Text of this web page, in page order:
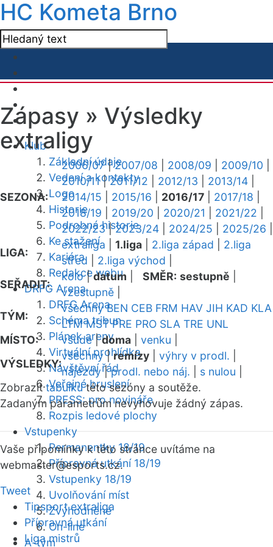
HC Kometa Brno
Klub
Základní údaje
Vedení a kontakty
Logo
Historie
Podrobná historie
Ke stažení
Kariéra
Redakce webu
DRFG Arena
DRFG Arena
Schéma tribun
Plánek areny
Virtuální prohlídka
Návštěvní řád
Veřejné bruslení
PRESS: pro novináře
Rozpis ledové plochy
Vstupenky
Permanentky 18/19
Přípravná utkání 18/19
Vstupenky 18/19
Uvolňování míst
Zvýhodněné
On-line
A-tým
Zápasy » Výsledky
extraligy
SEZONA:
2006/07|2007/08 2008/09 2009/10
2010/11|2011/12 2012/13 2013/14
2014/15
2015/16 2016/17 2017/18
2018/19
2019/20 2020/21 2021/22
2022/23|2023/24 2024/25 2025/26
LIGA:
extraliga 1.liga 2.liga západ
2.liga
střed
2.liga východ
SEŘADIT:
kolo|datum SMĚR: sestupně
vzestupně
TÝM:
všechny BEN CEB FRM HAV JIH KAD KLA
LTM MST PRE PRO SLA TRE UNL
MÍSTO:
všude|doma venku
VÝSLEDKY:
všechny|remízy výhry v prodl.
nájezdy|prodl. nebo náj. s nulou
Zobrazittabulkutéto sezóny a soutěže.
Zadaným parametrům nevyhovuje žádný zápas.
Vaše připomínky k této stránce uvítáme na
webmaster@esports.cz.
Tweet
Tipsport extraliga
Přípravná utkání
Liga mistrů